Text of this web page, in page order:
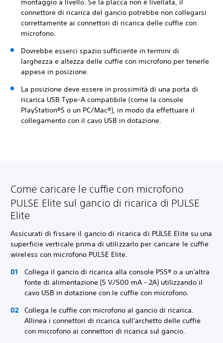
montaggio a livello. Se la placca non è livellata, il
connettore di ricarica del gancio potrebbe non collegarsi
correttamente ai connettori di ricarica delle cuffie con
microfono.
Dovrebbe esserci spazio sufficiente in termini di
larghezza e altezza delle cuffie con microfono per tenerle
appese in posizione.
La posizione deve essere in prossimità di una porta di
ricarica USB Type-A compatibile (come la console
PlayStation®5 o un PC/Mac®), in modo da effettuare il
collegamento con il cavo USB in dotazione.
Come caricare le cuffie con microfono
PULSE Elite sul gancio di ricarica di PULSE
Elite
Assicurati di fissare il gancio di ricarica di PULSE Elite su una
superficie verticale prima di utilizzarlo per caricare le cuffie
wireless con microfono PULSE Elite.
Collega il gancio di ricarica alla console PS5® o a un'altra
fonte di alimentazione (5 V/500 mA - 2A) utilizzando il
cavo USB in dotazione con le cuffie con microfono.
Collega le cuffie con microfono al gancio di ricarica.
Allinea i connettori di ricarica sull'archetto delle cuffie
con microfono ai connettori di ricarica sul gancio.